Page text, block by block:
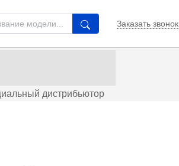
Заказать звонок
дистрибьютор